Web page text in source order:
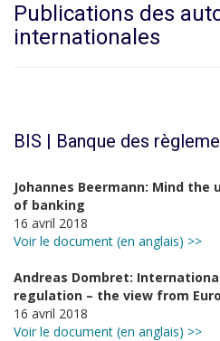
Publications des
internationales
BIS | Banque des
Johannes Beermann: Mind
of banking
16 avril 2018
Voir le document (en anglais) >>
Andreas Dombret:
regulation – the view from
16 avril 2018
Voir le document (en anglais) >>